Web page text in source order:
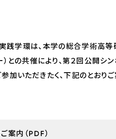
践学環は、本学の総合学術高
との共催により、第２回公開シ
いただきたく、下記のとおりご
案内（PDF）